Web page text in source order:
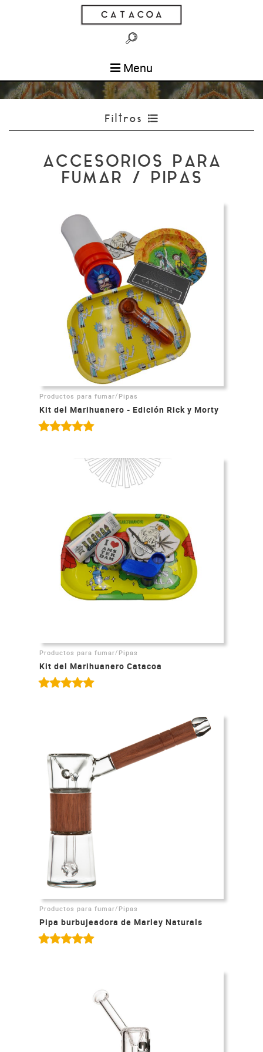
Menu
Filtros
ACCESORIOS PARA
FUMAR / PIPAS
Productos para fumar/ Pipas
Kit del Marihuanero - Edición Rick y Morty
Productos para fumar/ Pipas
Kit del Marihuanero Catacoa
Productos para fumar/ Pipas
Pipa burbujeadora de Marley Naturals